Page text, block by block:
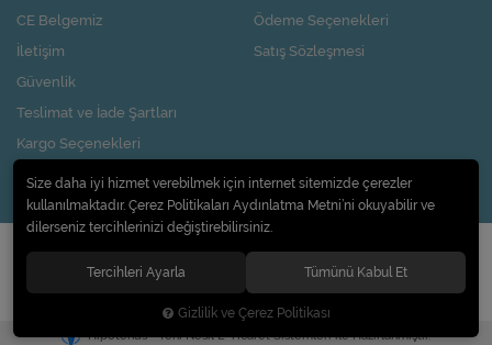
CE Belgemiz
İletişim
Güvenlik
Teslimat ve İade Şartları
Kargo Seçenekleri
Nasıl Kupon Kazanırım?
Ödeme Seçenekleri
Satış Sözleşmesi
© 2020Pi Design İç ve Dış Ticaret Limited Şirketi. Tüm hakları saklıdır.
Hipotenüs Yeni Nesil E-Ticaret Sistemleri ile Hazırlanmıştır.
Size daha iyi hizmet verebilmek için internet sitemizde çerezler
kullanılmaktadır. Çerez Politikaları Aydınlatma Metni’ni okuyabilir ve
dilerseniz tercihlerinizi değiştirebilirsiniz.
Tercihleri Ayarla Tümünü Kabul Et
Gizlilik ve Çerez Politikası